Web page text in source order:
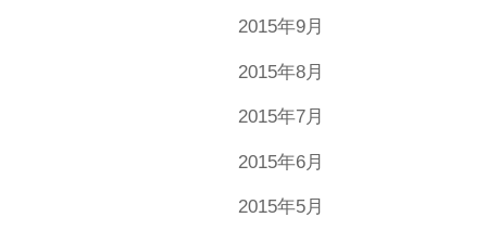
2015年9月
2015年8月
2015年7月
2015年6月
2015年5月